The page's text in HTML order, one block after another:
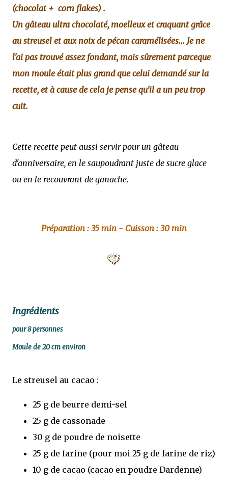
(chocolat + corn flakes) .
Un gâteau ultra chocolaté, moelleux et craquant grâce
au streusel et aux noix de pécan caramélisées... Je ne
l'ai pas trouvé assez fondant, mais sûrement parceque
mon moule était plus grand que celui demandé sur la
recette, et à cause de cela je pense qu'il a un peu trop
cuit.
Cette recette peut aussi servir pour un gâteau
d'anniversaire, en le saupoudrant juste de sucre glace
ou en le recouvrant de ganache.
Préparation : 35 min - Cuisson : 30 min
Ingrédients
pour 8 personnes
Moule de 20 cm environ
Le streusel au cacao :
25 g de beurre demi-sel
25 g de cassonade
30 g de poudre de noisette
25 g de farine (pour moi 25 g de farine de riz)
10 g de cacao (cacao en poudre Dardenne)